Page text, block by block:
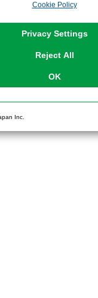
Cookies, please
Cookie Policy
Privacy Settings
Reject All
OK
Inc.